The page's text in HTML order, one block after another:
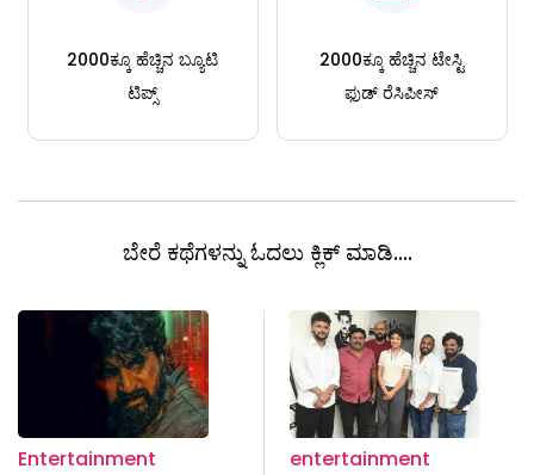
2000ಕ್ಕೂ ಹೆಚ್ಚಿನ ಬ್ಯೂಟಿ
ಟಿಪ್ಸ್
2000ಕ್ಕೂ ಹೆಚ್ಚಿನ ಟೇಸ್ಟಿ
ಫುಡ್ ರೆಸಿಪೀಸ್
ಬೇರೆ ಕಥೆಗಳನ್ನು ಓದಲು ಕ್ಲಿಕ್ ಮಾಡಿ....
Entertainment
entertainment